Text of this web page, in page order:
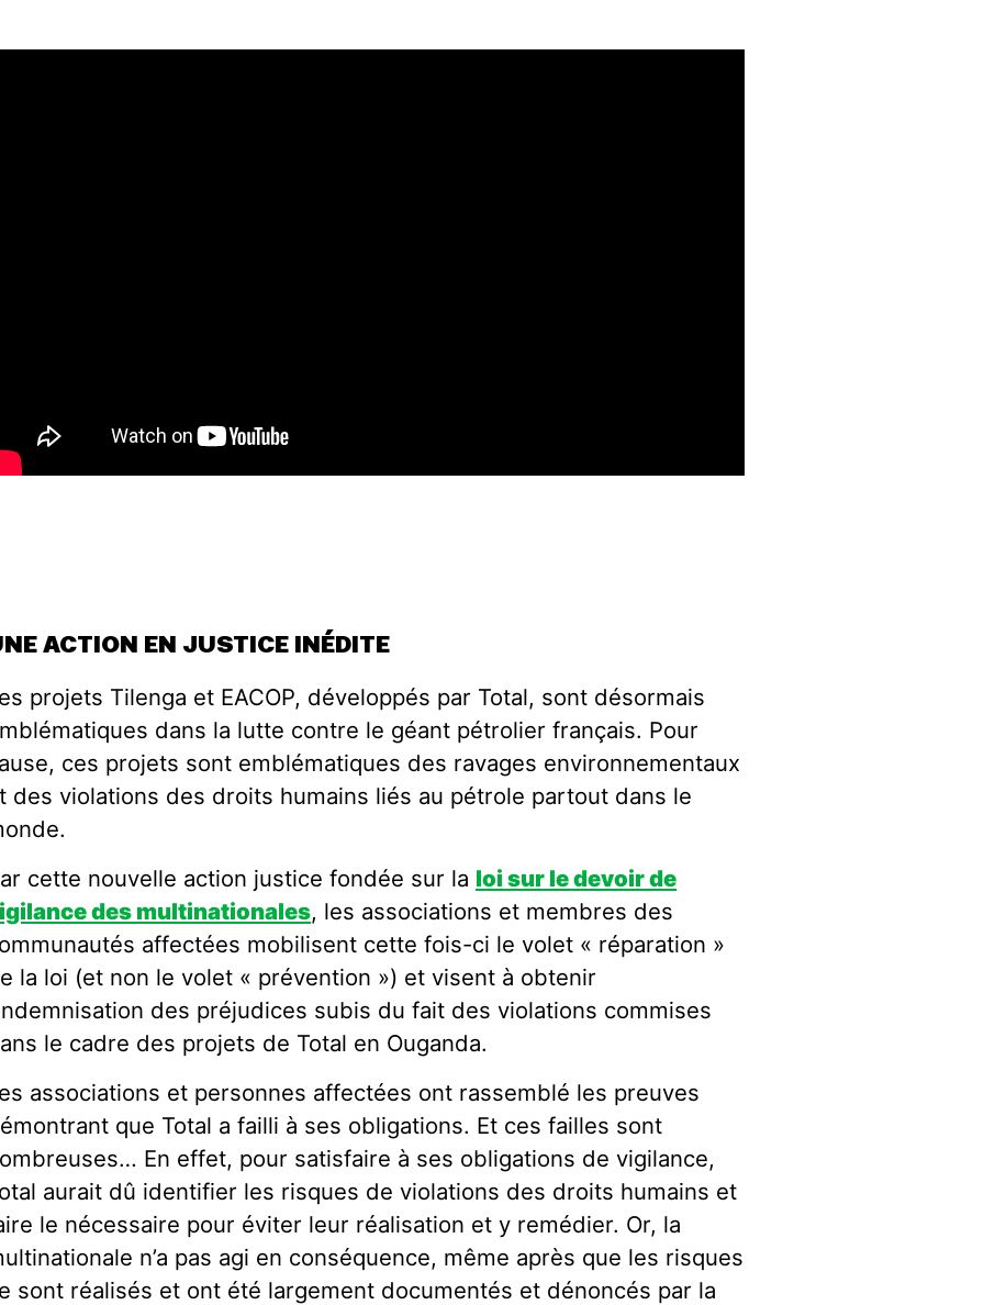
ACTION EN JUSTICE INÉDITE
projets Tilenga et EACOP, développés par Total, sont désormais
dans la lutte contre le géant pétrolier français. Pour
ces projets sont emblématiques des ravages environnementaux
des violations des droits humains liés au pétrole partout dans le
cette nouvelle action justice fondée sur la loi sur le devoir de
des multinationales, les associations et membres des
affectées mobilisent cette fois-ci le volet « réparation »
la loi (et non le volet « prévention ») et visent à obtenir
des préjudices subis du fait des violations commises
le cadre des projets de Total en Ouganda.
associations et personnes affectées ont rassemblé les preuves
que Total a failli à ses obligations. Et ces failles sont
En effet, pour satisfaire à ses obligations de vigilance,
aurait dû identifier les risques de violations des droits humains et
le nécessaire pour éviter leur réalisation et y remédier. Or, la
n’a pas agi en conséquence, même après que les risques
sont réalisés et ont été largement documentés et dénoncés par la